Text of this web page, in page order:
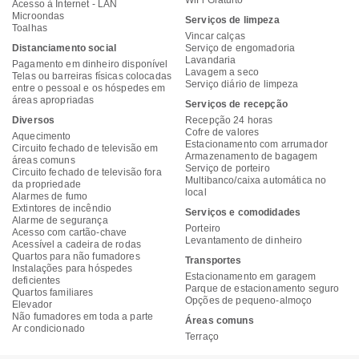
Acesso à Internet - LAN
Microondas
Toalhas
Distanciamento social
Pagamento em dinheiro disponível
Telas ou barreiras físicas colocadas
entre o pessoal e os hóspedes em
áreas apropriadas
Diversos
Aquecimento
Circuito fechado de televisão em
áreas comuns
Circuito fechado de televisão fora
da propriedade
Alarmes de fumo
Extintores de incêndio
Alarme de segurança
Acesso com cartão-chave
Acessível a cadeira de rodas
Quartos para não fumadores
Instalações para hóspedes
deficientes
Quartos familiares
Elevador
Não fumadores em toda a parte
Ar condicionado
Serviços de limpeza
Vincar calças
Serviço de engomadoria
Lavandaria
Lavagem a seco
Serviço diário de limpeza
Serviços de recepção
Recepção 24 horas
Cofre de valores
Estacionamento com arrumador
Armazenamento de bagagem
Serviço de porteiro
Multibanco/caixa automática no
local
Serviços e comodidades
Porteiro
Levantamento de dinheiro
Transportes
Estacionamento em garagem
Parque de estacionamento seguro
Opções de pequeno-almoço
Áreas comuns
Terraço